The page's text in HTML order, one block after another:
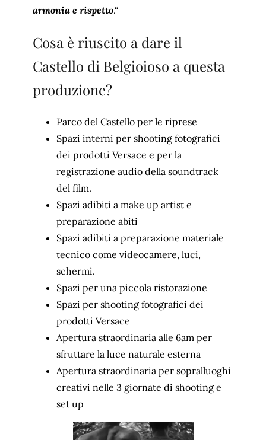
armonia e rispetto.“
Cosa è riuscito a dare il
Castello di Belgioioso a questa
produzione?
Parco del Castello per le riprese
Spazi interni per shooting fotografici
dei prodotti Versace e per la
registrazione audio della soundtrack
del film.
Spazi adibiti a make up artist e
preparazione abiti
Spazi adibiti a preparazione materiale
tecnico come videocamere, luci,
schermi.
Spazi per una piccola ristorazione
Spazi per shooting fotografici dei
prodotti Versace
Apertura straordinaria alle 6am per
sfruttare la luce naturale esterna
Apertura straordinaria per sopralluoghi
creativi nelle 3 giornate di shooting e
set up